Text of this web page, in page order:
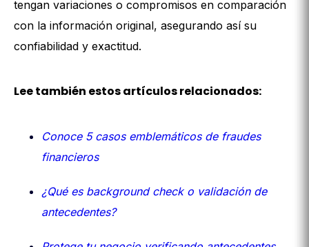
tengan variaciones o compromisos en comparación
con la información original, asegurando así su
confiabilidad y exactitud.
Lee también estos artículos relacionados:
Conoce 5 casos emblemáticos de fraudes
financieros
¿Qué es background check o validación de
antecedentes?